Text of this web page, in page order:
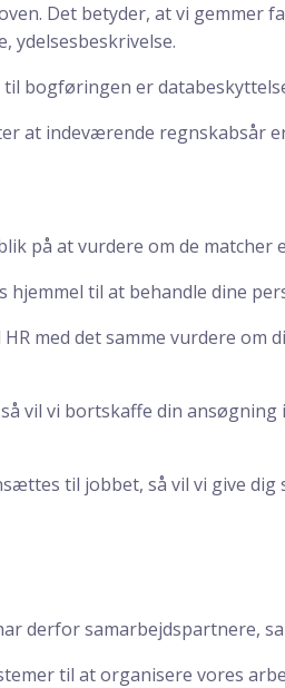
Det betyder, at vi
ydelsesbeskrivelse.
bogføringen er
at indeværende regnskabsår
på at vurdere om de matcher
hjemmel til at behandle dine
med det samme vurdere
vil vi bortskaffe din
til jobbet, så vil vi give
derfor
til at organisere vores